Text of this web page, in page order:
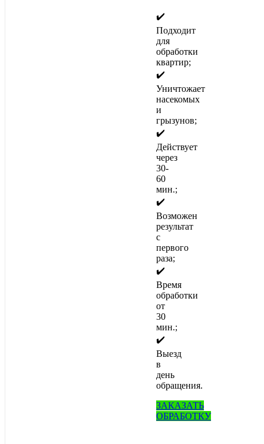
✔️
Подходит
для
обработки
квартир;
✔️
Уничтожает
насекомых
и
грызунов;
✔️
Действует
через
30-
60
мин.;
✔️
Возможен
результат
с
первого
раза;
✔️
Время
обработки
от
30
мин.;
✔️
Выезд
в
день
обращения.
ЗАКАЗАТЬ
ОБРАБОТКУ